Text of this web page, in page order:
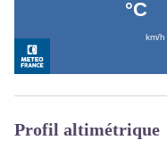
Profil altimétrique